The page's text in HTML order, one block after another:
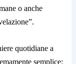
o anche
quotidiane a
semplice: